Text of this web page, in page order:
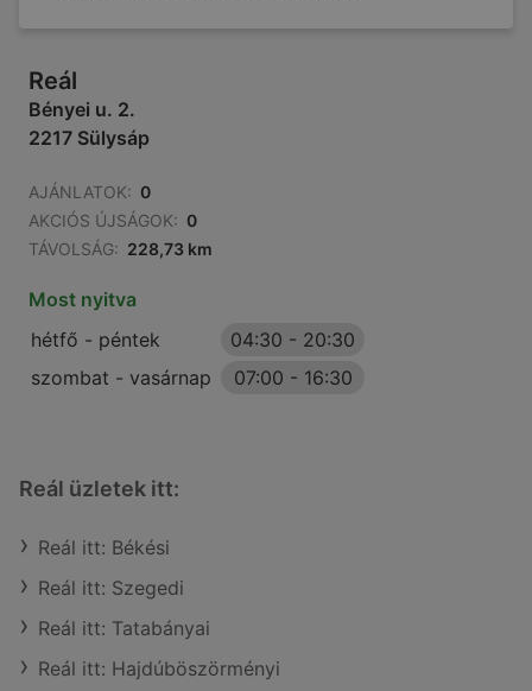
Reál
Bényei u. 2.
2217 Sülysáp
AJÁNLATOK: 0
AKCIÓS ÚJSÁGOK: 0
TÁVOLSÁG: 228,73 km
Most nyitva
hétfő - péntek
04:30 - 20:30
szombat - vasárnap
07:00 - 16:30
Reál üzletek itt:
Reál itt: Békési
Reál itt: Szegedi
Reál itt: Tatabányai
Reál itt: Hajdúböszörményi